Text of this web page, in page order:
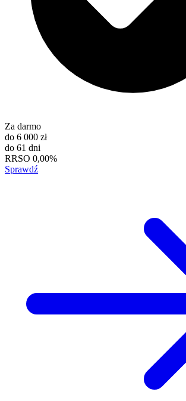
Za darmo
do 6 000 zł
do 61 dni
RRSO 0,00%
Sprawdź